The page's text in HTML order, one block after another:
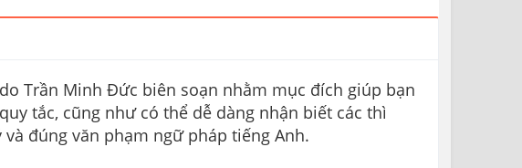
do Trần Minh Đức biên soạn nhằm mục đích giúp bạn
tắc, cũng như có thể dễ dàng nhận biết các thì
đúng văn phạm ngữ pháp tiếng Anh.